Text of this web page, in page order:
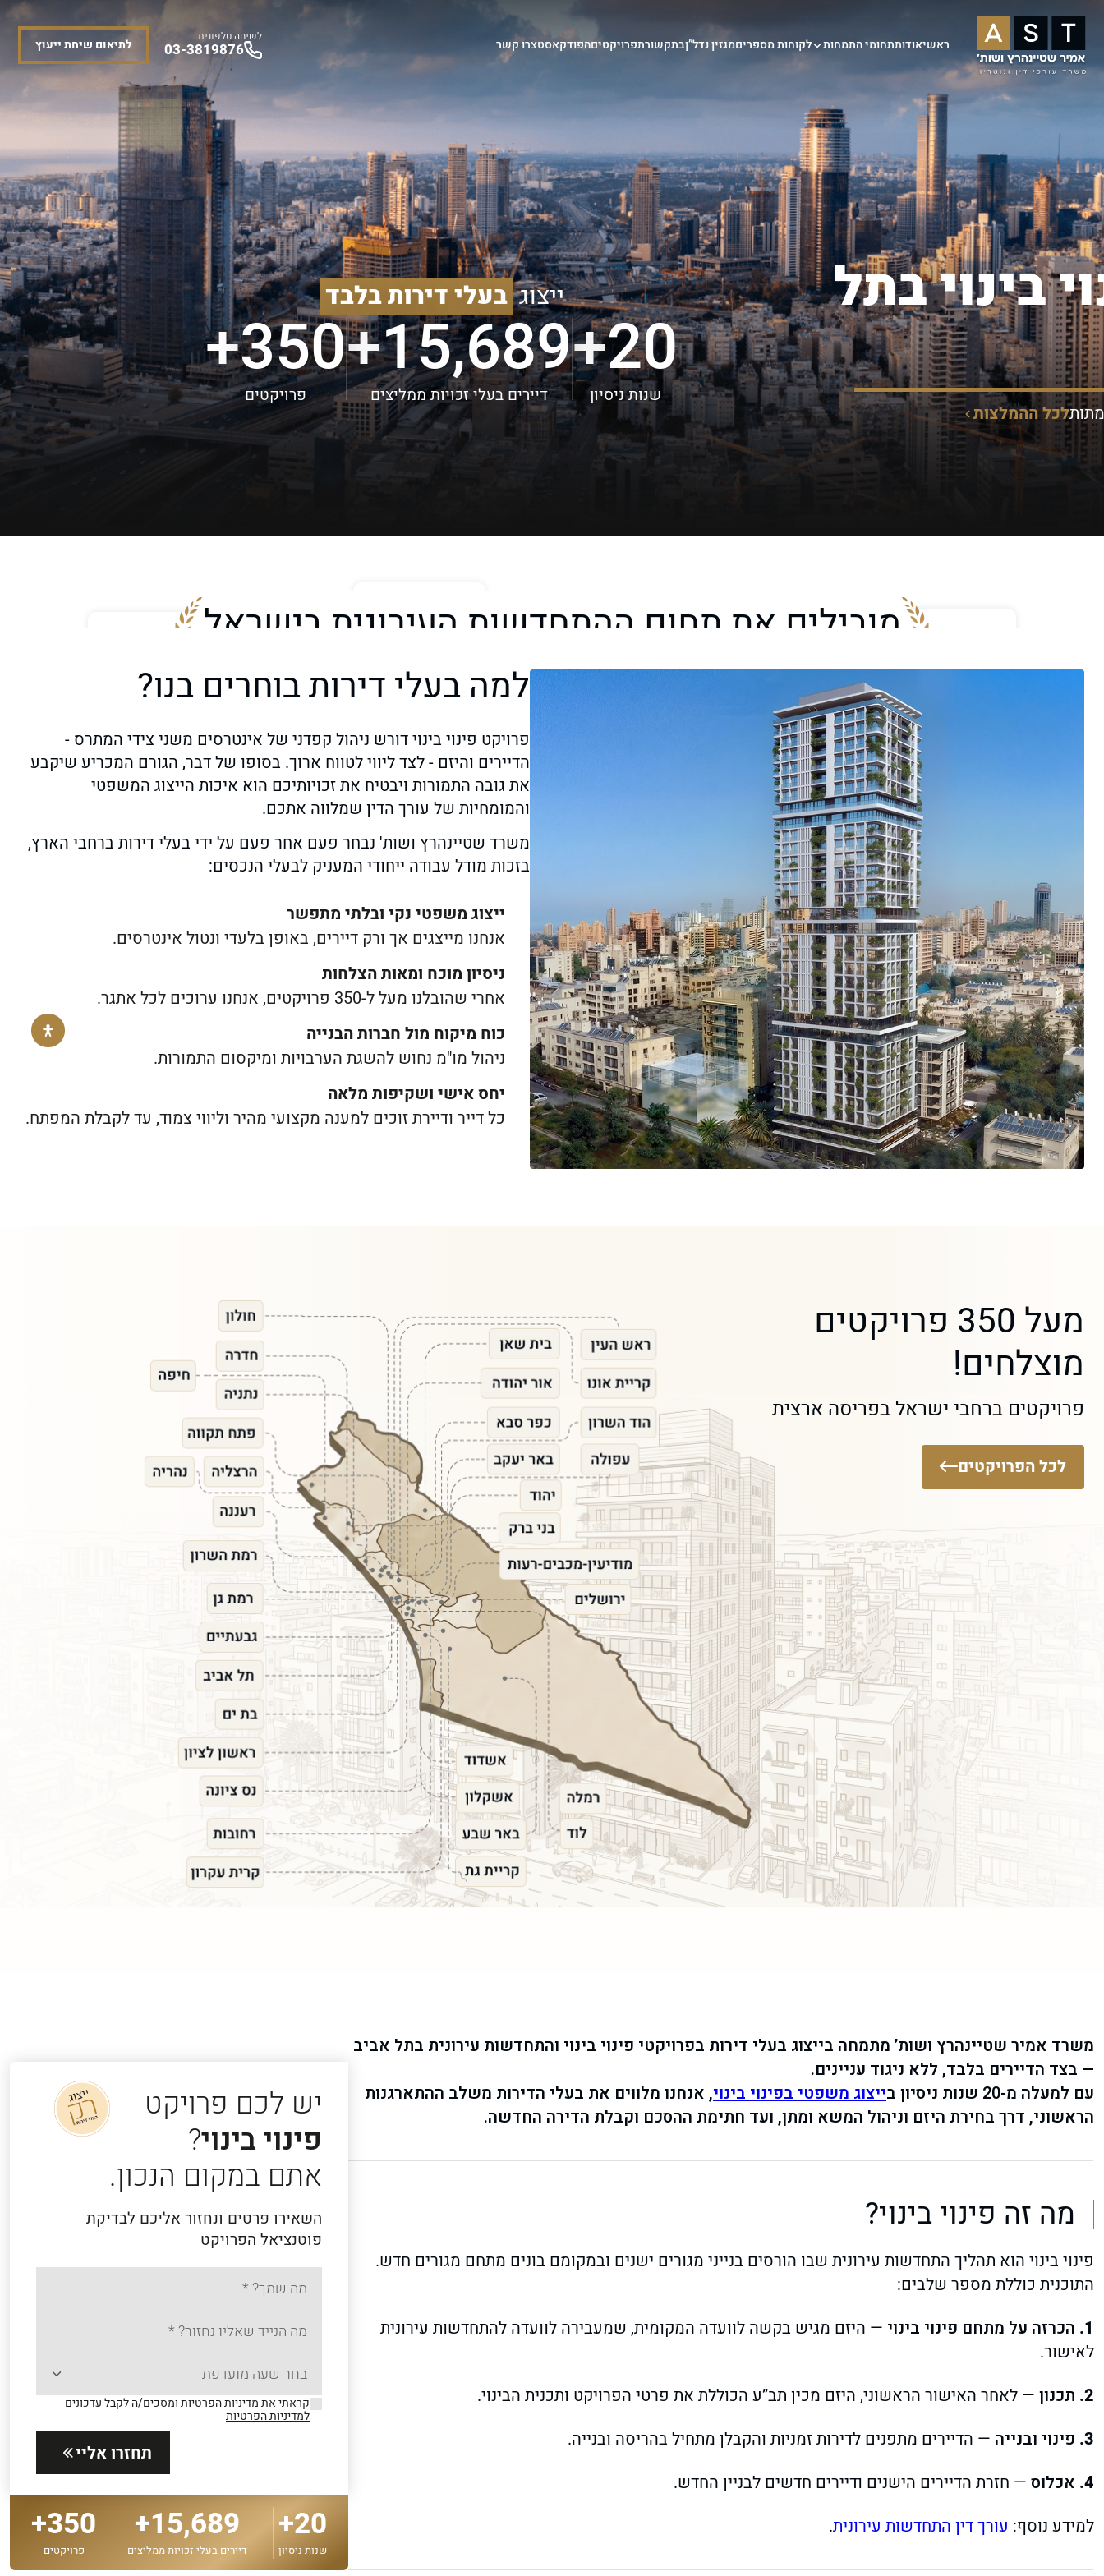
לתיאום שיחת ייעוץ לשיחה טלפונית
03-3819876 ראשיאודותתחומי התמחות לקוחות מספריםמגזין נדל”ןבתקשורתפרויקטיםהפודקאסטצרו קשר
בינוי בתל
לכל ההמלצות
ייצוג בעלי דירות בלבד
20+
שנות ניסיון
15,689+
דיירים בעלי זכויות ממליצים
350+
פרויקטים
מובילים את תחום ההתחדשות העירונית בישראל
שנה אחר שנהלמה בעלי דירות בוחרים בנו?
פרויקט פינוי בינוי דורש ניהול קפדני של אינטרסים משני צידי המתרס -
הדיירים והיזם - לצד ליווי לטווח ארוך. בסופו של דבר, הגורם המכריע שיקבע
את גובה התמורות ויבטיח את זכויותיכם הוא איכות הייצוג המשפטי
והמומחיות של עורך הדין שמלווה אתכם.
משרד שטיינהרץ ושות' נבחר פעם אחר פעם על ידי בעלי דירות ברחבי הארץ,
בזכות מודל עבודה ייחודי המעניק לבעלי הנכסים:
ייצוג משפטי נקי ובלתי מתפשר
אנחנו מייצגים אך ורק דיירים, באופן בלעדי ונטול אינטרסים.
ניסיון מוכח ומאות הצלחות
אחרי שהובלנו מעל ל-350 פרויקטים, אנחנו ערוכים לכל אתגר.
כוח מיקוח מול חברות הבנייה
ניהול מו"מ נחוש להשגת הערבויות ומיקסום התמורות.
יחס אישי ושקיפות מלאה
כל דייר ודיירת זוכים למענה מקצועי מהיר וליווי צמוד, עד לקבלת המפתח.
מעל 350 פרויקטים
מוצלחים!
פרויקטים ברחבי ישראל בפריסה ארצית
לכל הפרויקטים
משרד אמיר שטיינהרץ ושות’ מתמחה בייצוג בעלי דירות בפרויקטי פינוי בינוי והתחדשות עירונית בתל אביב
— בצד הדיירים בלבד, ללא ניגוד עניינים.
עם למעלה מ-20 שנות ניסיון ב
ייצוג משפטי בפינוי בינוי, אנחנו מלווים את בעלי הדירות משלב ההתארגנות
הראשוני, דרך בחירת היזם וניהול המשא ומתן, ועד חתימת ההסכם וקבלת הדירה החדשה.
מה זה פינוי בינוי?
פינוי בינוי הוא תהליך התחדשות עירונית שבו הורסים בנייני מגורים ישנים ובמקומם בונים מתחם מגורים חדש.
התוכנית כוללת מספר שלבים:
הכרזה על מתחם פינוי בינוי — היזם מגיש בקשה לוועדה המקומית, שמעבירה לוועדה להתחדשות עירונית
לאישור.
תכנון — לאחר האישור הראשוני, היזם מכין תב”ע הכוללת את פרטי הפרויקט ותכנית הבינוי.
פינוי ובנייה — הדיירים מתפנים לדירות זמניות והקבלן מתחיל בהריסה ובנייה.
אכלוס — חזרת הדיירים הישנים ודיירים חדשים לבניין החדש.
למידע נוסף: עורך דין התחדשות עירונית.
יש לכם פרויקט
פינוי בינוי?
אתם במקום הנכון.
השאירו פרטים ונחזור אליכם לבדיקת
פוטנציאל הפרויקט
קראתי את מדיניות הפרטיות ומסכים/ה לקבל עדכונים
למדיניות הפרטיות
תחזרו אליי
20+
שנות ניסיון
15,689+
דיירים בעלי זכויות ממליצים
350+
פרויקטים